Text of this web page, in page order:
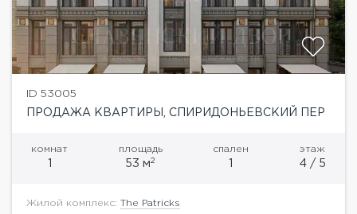
ID 53005
ПРОДАЖА КВАРТИРЫ, СПИРИДОНЬЕВСКИЙ ПЕР
комнат
1
площадь
53 м2
спален
1
этаж
4 / 5
Жилой комплекс: The Patricks